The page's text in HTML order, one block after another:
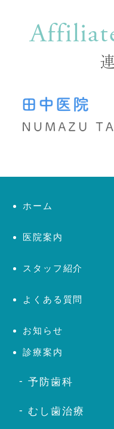
ホーム
医院案内
スタッフ紹介
よくある質問
お知らせ
診療案内
予防歯科
むし歯治療